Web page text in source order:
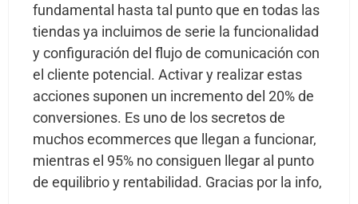
fundamental hasta tal punto que en todas las
tiendas ya incluimos de serie la funcionalidad
y configuración del flujo de comunicación con
el cliente potencial. Activar y realizar estas
acciones suponen un incremento del 20% de
conversiones. Es uno de los secretos de
muchos ecommerces que llegan a funcionar,
mientras el 95% no consiguen llegar al punto
de equilibrio y rentabilidad. Gracias por la info,